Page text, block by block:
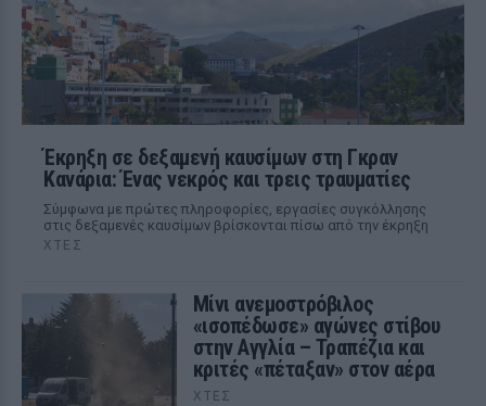
Έκρηξη σε δεξαμενή καυσίμων στη Γκραν
Κανάρια: Ένας νεκρός και τρεις τραυματίες
Σύμφωνα με πρώτες πληροφορίες, εργασίες συγκόλλησης
στις δεξαμενές καυσίμων βρίσκονται πίσω από την έκρηξη
ΧΤΕΣ
Μίνι ανεμοστρόβιλος
«ισοπέδωσε» αγώνες στίβου
στην Αγγλία – Τραπέζια και
κριτές «πέταξαν» στον αέρα
ΧΤΕΣ